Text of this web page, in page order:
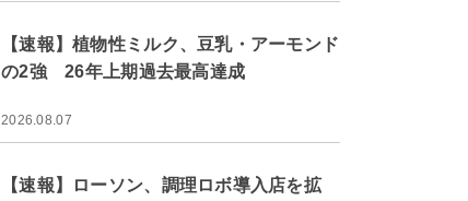
【速報】植物性ミルク、豆乳・アーモンド
の2強 26年上期過去最高達成
2026.08.07
【速報】ローソン、調理ロボ導入店を拡